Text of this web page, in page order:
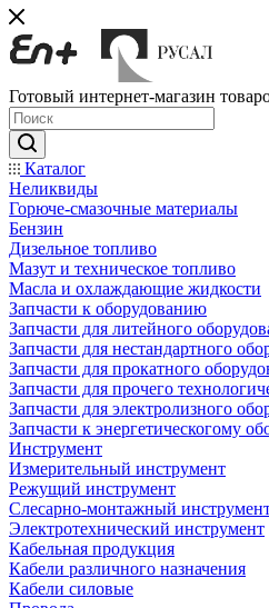
Готовый интернет-магазин
Каталог
Неликвиды
Горюче-смазочные материалы
Бензин
Дизельное топливо
Мазут и техническое топливо
Масла и охлаждающие жидкости
Запчасти к оборудованию
Запчасти для литейного
Запчасти для нестандартного
Запчасти для прокатного
Запчасти для прочего
Запчасти для электролизного
Запчасти к энергетическогому
Инструмент
Измерительный инструмент
Режущий инструмент
Слесарно-монтажный
Электротехнический инструмент
Кабельная продукция
Кабели различного назначения
Кабели силовые